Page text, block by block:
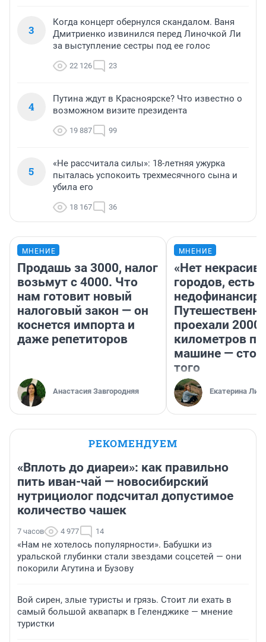
3
Когда концерт обернулся скандалом. Ваня
Дмитриенко извинился перед Линочкой Ли
за выступление сестры под ее голос
22 126 23
4
Путина ждут в Красноярске? Что известно о
возможном визите президента
19 887 99
5
«Не рассчитала силы»: 18-летняя ужурка
пыталась успокоить трехмесячного сына и
убила его
18 167 36
МНЕНИЕ
Продашь за 3000, налог
возьмут с 4000. Что
нам готовит новый
налоговый закон — он
коснется импорта и
даже репетиторов
Анастасия Завгородняя
МНЕНИЕ
«Нет
городов, есть
проехали 2000
километров по
машине —
того
Екатерина
РЕКОМЕНДУЕМ
«Вплоть до диареи»: как правильно
пить иван-чай — новосибирский
нутрициолог подсчитал допустимое
количество чашек
7 часов 4 977 14
«Нам не хотелось популярности». Бабушки из
уральской глубинки стали звездами соцсетей — они
покорили Агутина и Бузову
Вой сирен, злые туристы и грязь. Стоит ли ехать в
самый большой аквапарк в Геленджике — мнение
туристки